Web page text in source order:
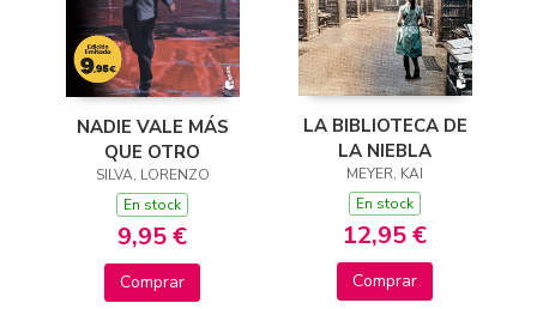
NADIE VALE MÁS
QUE OTRO
SILVA, LORENZO
En stock
9,95 €
Comprar
LA BIBLIOTECA DE
LA NIEBLA
MEYER, KAI
En stock
12,95 €
Comprar